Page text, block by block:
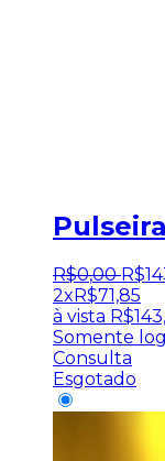
R$0,00 R$
2x R$71,85
à vista R$
Somente
Consulta
Esgotado